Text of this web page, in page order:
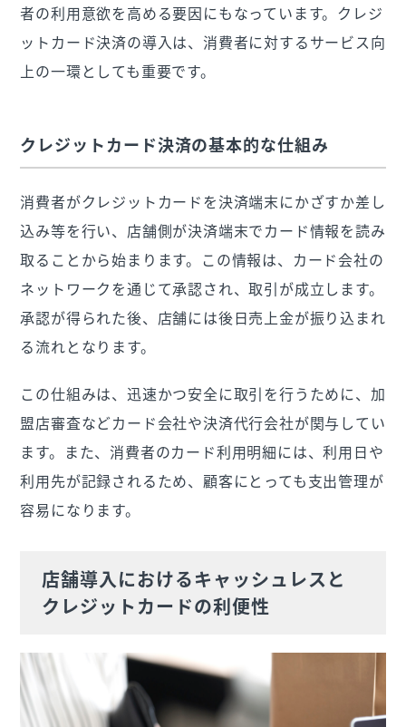
者の利用意欲を高める要因にもなっています。クレジ
ットカード決済の導入は、消費者に対するサービス向
上の一環としても重要です。
クレジットカード決済の基本的な仕組み
消費者がクレジットカードを決済端末にかざすか差し
込み等を行い、店舗側が決済端末でカード情報を読み
取ることから始まります。この情報は、カード会社の
ネットワークを通じて承認され、取引が成立します。
承認が得られた後、店舗には後日売上金が振り込まれ
る流れとなります。
この仕組みは、迅速かつ安全に取引を行うために、加
盟店審査などカード会社や決済代行会社が関与してい
ます。また、消費者のカード利用明細には、利用日や
利用先が記録されるため、顧客にとっても支出管理が
容易になります。
店舗導入におけるキャッシュレスと
クレジットカードの利便性